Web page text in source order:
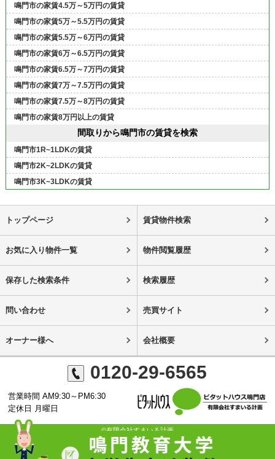
鳴門市の家賃4.5万～5万円の賃貸
鳴門市の家賃5万～5.5万円の賃貸
鳴門市の家賃5.5万～6万円の賃貸
鳴門市の家賃6万～6.5万円の賃貸
鳴門市の家賃6.5万～7万円の賃貸
鳴門市の家賃7万～7.5万円の賃貸
鳴門市の家賃7.5万～8万円の賃貸
鳴門市の家賃8万円以上の賃貸
間取りから鳴門市の賃貸を検索
鳴門市1R~1LDKの賃貸
鳴門市2K~2LDKの賃貸
鳴門市3K~3LDKの賃貸
トップページ 賃貸物件検索
お気に入り物件一覧 物件閲覧履歴
保存した検索条件 検索履歴
問い合わせ 売買サイト
オーナー様へ 会社概要
0120-29-6565
営業時間 AM9:30～PM6:30
定休日 月曜日
©有限会社すまいる計画